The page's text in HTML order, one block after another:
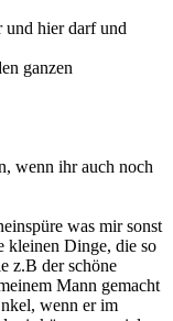
und hier darf und
ganzen
wenn ihr auch noch
was mir sonst
kleinen Dinge, die so
z.B der schöne
Mann gemacht
wenn er im